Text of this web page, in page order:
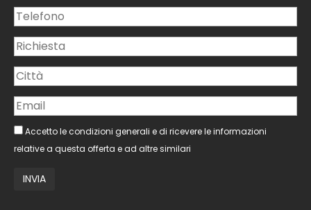
Accetto le condizioni generali e di ricevere le informazioni
relative a questa offerta e ad altre similari